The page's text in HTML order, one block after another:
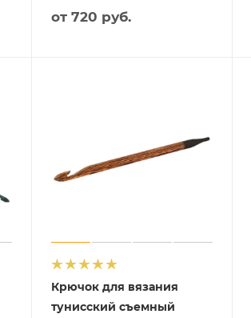
от 720 руб.
Крючок для вязания
тунисский съемный